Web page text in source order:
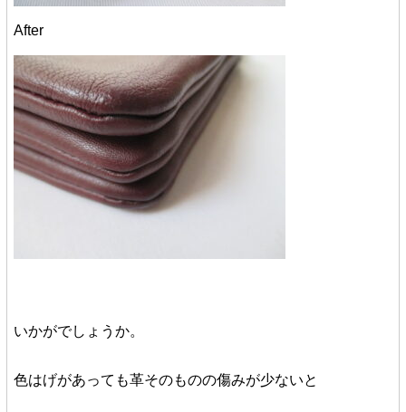
After
いかがでしょうか。
色はげがあっても革そのものの傷みが少ないと